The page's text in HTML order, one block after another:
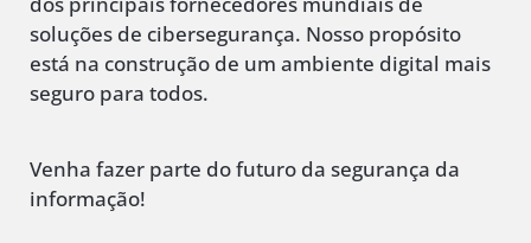
soluções de cibersegurança. Nosso propósito
está na construção de um ambiente digital mais
seguro para todos.
Venha fazer parte do futuro da segurança da
informação!